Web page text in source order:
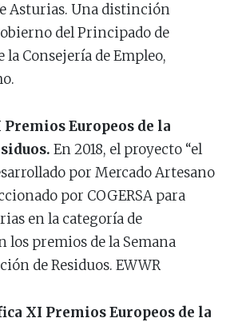
Asturias. Una distinción
del Principado de
la Consejería de Empleo,
Europeos de la
En 2018, el proyecto “el
por Mercado Artesano
por COGERSA para
en la categoría de
los premios de la Semana
de Residuos. EWWR
XI Premios Europeos de la